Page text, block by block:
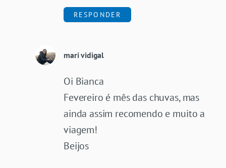
RESPONDER
mari vidigal
Oi Bianca
Fevereiro é mês das chuvas, mas
ainda assim recomendo e muito a
viagem!
Beijos